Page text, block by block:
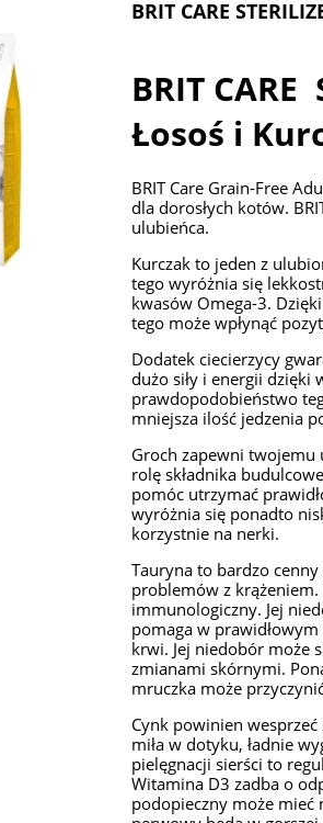
BRIT CARE
BRIT CARE
Łosoś i
BRIT Care Grain-Free
dla dorosłych kotów.
ulubieńca.
Kurczak to jeden z
tego wyróżnia się
kwasów Omega-3.
tego może wpłynąć
Dodatek ciecierzycy
dużo siły i energii dzięki
prawdopodobieństwo
mniejsza ilość jedzenia
Groch zapewni twojemu
rolę składnika
pomóc utrzymać
wyróżnia się ponadto
korzystnie na nerki.
Tauryna to bardzo
problemów z
immunologiczny. Jej
pomaga w
krwi. Jej niedobór może
zmianami skórnymi.
mruczka może
Cynk powinien
miła w dotyku, ładnie
pielęgnacji sierści to
Witamina D3 zadba o
podopieczny może mieć